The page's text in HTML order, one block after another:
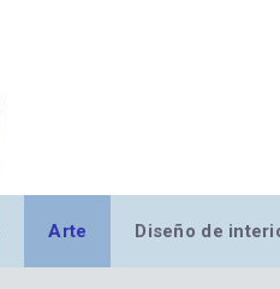
Arte Diseño de